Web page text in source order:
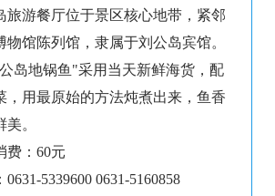
游餐厅位于景区核心地带，紧邻
物馆陈列馆，隶属于刘公岛宾馆。
岛地锅鱼"采用当天新鲜海货，配
，用最原始的方法炖煮出来，鱼香
。
：60元
5339600 0631-5160858